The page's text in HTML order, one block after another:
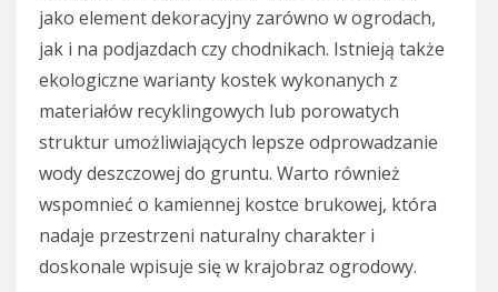
jako element dekoracyjny zarówno w ogrodach,
jak i na podjazdach czy chodnikach. Istnieją także
ekologiczne warianty kostek wykonanych z
materiałów recyklingowych lub porowatych
struktur umożliwiających lepsze odprowadzanie
wody deszczowej do gruntu. Warto również
wspomnieć o kamiennej kostce brukowej, która
nadaje przestrzeni naturalny charakter i
doskonale wpisuje się w krajobraz ogrodowy.